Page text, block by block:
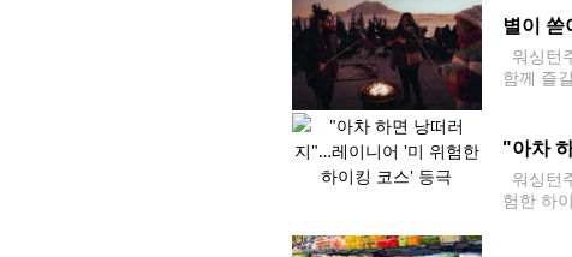
별이 쏟
워싱턴
함께 즐
"아차
워싱턴
험한 하